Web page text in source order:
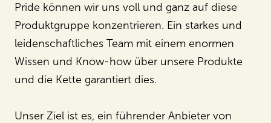
Pride können wir uns voll und ganz auf diese
Produktgruppe konzentrieren. Ein starkes und
leidenschaftliches Team mit einem enormen
Wissen und Know-how über unsere Produkte
und die Kette garantiert dies.
Unser Ziel ist es, ein führender Anbieter von